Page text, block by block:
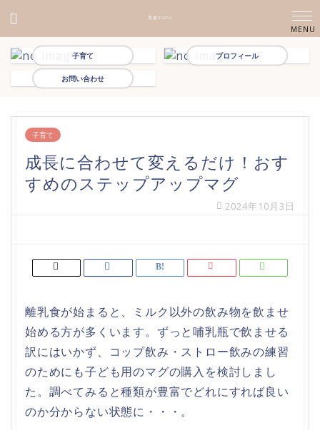
育楽mama
子育て プロフィール
お問い合わせ
子育て
成長に合わせて変えるだけ！おす
すめのステップアップマグ
2024年10月3日
離乳食が始まると、ミルク以外の飲み物を飲ませ
始める方が多くいます。ずっと哺乳瓶で飲ませる
訳にはいかず、コップ飲み・ストロー飲みの練習
のためにも子ども用のマグの購入を検討しまし
た。調べてみると種類が豊富でどれにすれば良い
のか分からない状態に・・・。